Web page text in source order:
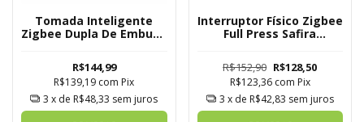
Tomada Inteligente
Zigbee Dupla De Embutir
R$144,99
R$139,19 com Pix
3 x de R$48,33 sem juros
Interruptor Físico Zigbee
Full Press Safira
R$152,90 R$128,50
R$123,36 com Pix
3 x de R$42,83 sem juros